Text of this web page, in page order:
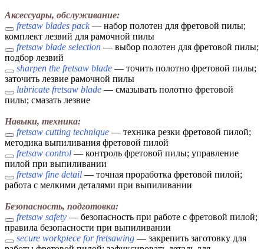
Аксессуары, обслуживание:
fretsaw blades pack— набор полотен для фретовой пилы;
комплект лезвий для рамочной пилы
fretsaw blade selection — выбор полотен для фретовой пилы;
подбор лезвий
sharpen the fretsaw blade — точить полотно фретовой пилы;
заточить лезвие рамочной пилы
lubricate fretsaw blade — смазывать полотно фретовой
пилы; смазать лезвие
Навыки, техника:
fretsaw cutting technique — техника резки фретовой пилой;
методика выпиливания фретовой пилой
fretsaw control — контроль фретовой пилы; управление
пилой при выпиливании
fretsaw fine detail — точная проработка фретовой пилой;
работа с мелкими деталями при выпиливании
Безопасность, подготовка:
fretsaw safety — безопасность при работе с фретовой пилой;
правила безопасности при выпиливании
secure workpiece for fretsawing — закрепить заготовку для